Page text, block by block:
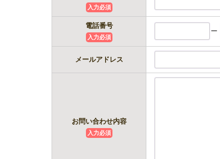
入力必須
電話番号
入力必須
ー
メールアドレス
お問い合わせ内容
入力必須